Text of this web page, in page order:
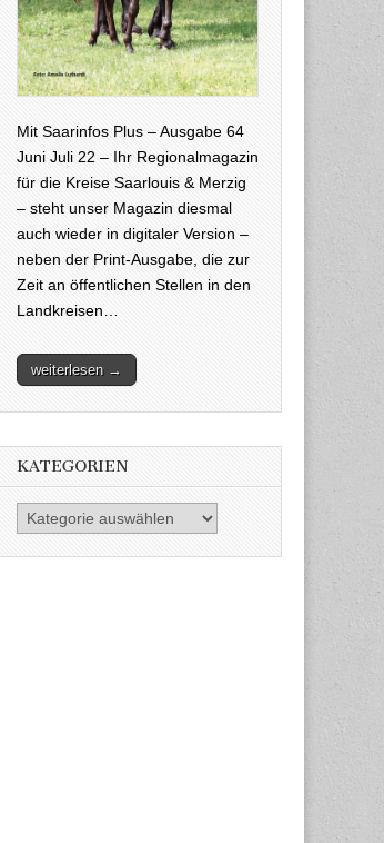
Mit Saarinfos Plus – Ausgabe 64
Juni Juli 22 – Ihr Regionalmagazin
für die Kreise Saarlouis & Merzig
– steht unser Magazin diesmal
auch wieder in digitaler Version –
neben der Print-Ausgabe, die zur
Zeit an öffentlichen Stellen in den
Landkreisen…
weiterlesen →
KATEGORIEN
Kategorien